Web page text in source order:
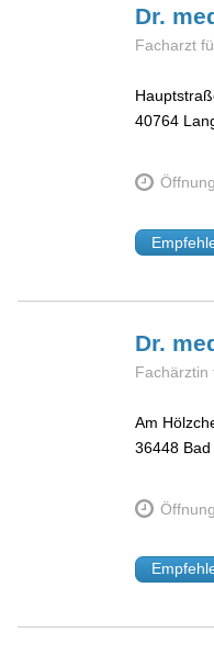
Dr.
Facharzt
40764
Dr.
Fachärztin
Am
36448